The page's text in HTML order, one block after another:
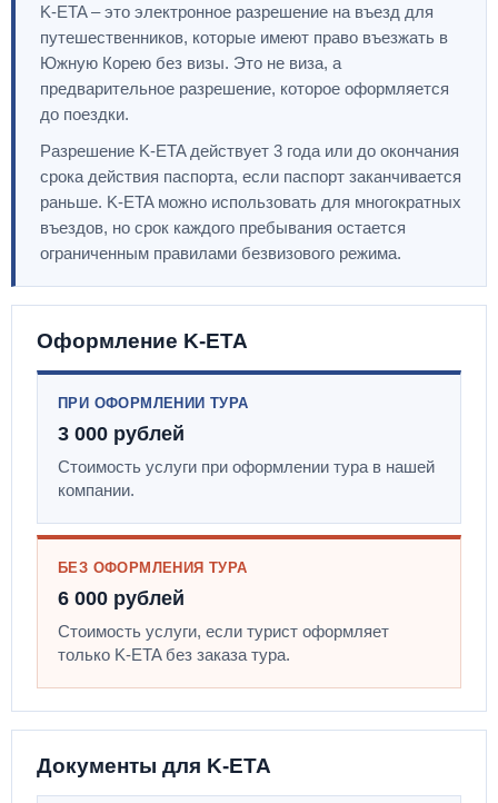
K-ETA – это электронное разрешение на въезд для
путешественников, которые имеют право въезжать в
Южную Корею без визы. Это не виза, а
предварительное разрешение, которое оформляется
до поездки.
Разрешение K-ETA действует 3 года или до окончания
срока действия паспорта, если паспорт заканчивается
раньше. K-ETA можно использовать для многократных
въездов, но срок каждого пребывания остается
ограниченным правилами безвизового режима.
Оформление K-ETA
ПРИ ОФОРМЛЕНИИ ТУРА
3 000 рублей
Стоимость услуги при оформлении тура в нашей
компании.
БЕЗ ОФОРМЛЕНИЯ ТУРА
6 000 рублей
Стоимость услуги, если турист оформляет
только K-ETA без заказа тура.
Документы для K-ETA